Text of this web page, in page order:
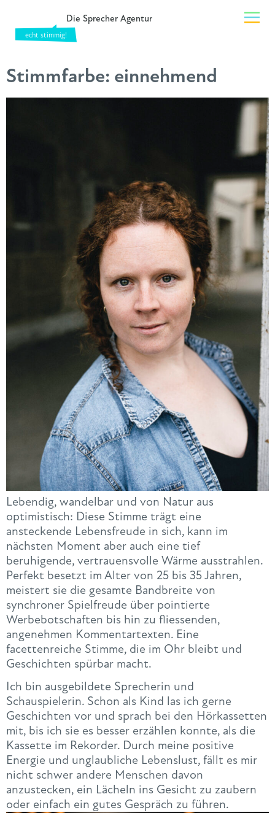
Die Sprecher Agentur
Stimmfarbe: einnehmend
Lebendig, wandelbar und von Natur aus
optimistisch: Diese Stimme trägt eine
ansteckende Lebensfreude in sich, kann im
nächsten Moment aber auch eine tief
beruhigende, vertrauensvolle Wärme ausstrahlen.
Perfekt besetzt im Alter von 25 bis 35 Jahren,
meistert sie die gesamte Bandbreite von
synchroner Spielfreude über pointierte
Werbebotschaften bis hin zu fliessenden,
angenehmen Kommentartexten. Eine
facettenreiche Stimme, die im Ohr bleibt und
Geschichten spürbar macht.
Ich bin ausgebildete Sprecherin und
Schauspielerin. Schon als Kind las ich gerne
Geschichten vor und sprach bei den Hörkassetten
mit, bis ich sie es besser erzählen konnte, als die
Kassette im Rekorder. Durch meine positive
Energie und unglaubliche Lebenslust, fällt es mir
nicht schwer andere Menschen davon
anzustecken, ein Lächeln ins Gesicht zu zaubern
oder einfach ein gutes Gespräch zu führen.